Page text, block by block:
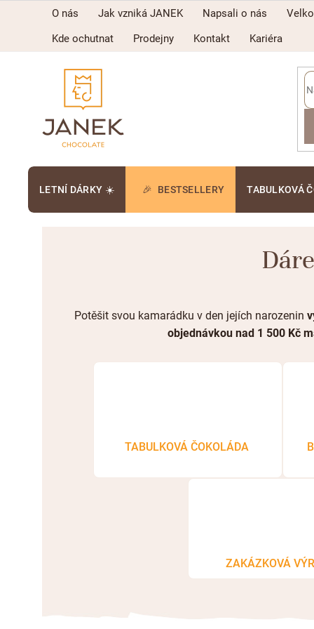
O nás Jak vzniká JANEK Napsali o nás
Kde ochutnat
Prodejny Kontakt Kariéra
LETNÍ DÁRKY ☀️ BESTSELLERY TABULKOVÁ
Potěšit svou kamarádku v den jejích narozenin
objednávkou nad 1 500 Kč
TABULKOVÁ ČOKOLÁDA
ZAKÁZKOVÁ